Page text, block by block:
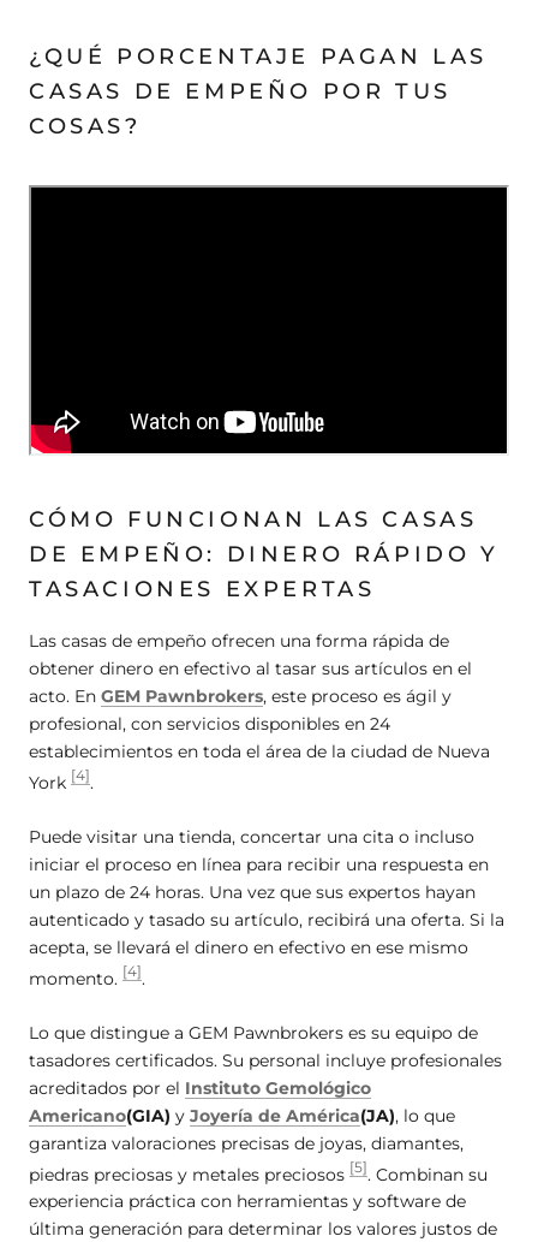
¿QUÉ PORCENTAJE PAGAN LAS
CASAS DE EMPEÑO POR TUS
COSAS?
CÓMO FUNCIONAN LAS CASAS
DE EMPEÑO: DINERO RÁPIDO Y
TASACIONES EXPERTAS
Las casas de empeño ofrecen una forma rápida de
obtener dinero en efectivo al tasar sus artículos en el
acto. En GEM Pawnbrokers, este proceso es ágil y
profesional, con servicios disponibles en 24
establecimientos en toda el área de la ciudad de Nueva
York [4] .
Puede visitar una tienda, concertar una cita o incluso
iniciar el proceso en línea para recibir una respuesta en
un plazo de 24 horas. Una vez que sus expertos hayan
autenticado y tasado su artículo, recibirá una oferta. Si la
acepta, se llevará el dinero en efectivo en ese mismo
momento. [4] .
Lo que distingue a GEM Pawnbrokers es su equipo de
tasadores certificados. Su personal incluye profesionales
acreditados por el Instituto Gemológico
Americano(GIA) y Joyería de América(JA), lo que
garantiza valoraciones precisas de joyas, diamantes,
piedras preciosas y metales preciosos [5] . Combinan su
experiencia práctica con herramientas y software de
última generación para determinar los valores justos de